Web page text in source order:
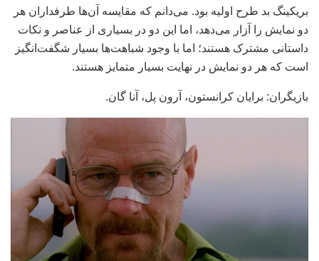
بریکینگ بد طرح اولیه بود. می‌دانم که مقایسه آن‌ها طرفداران هر
دو نمایش را آزار می‌دهد، اما این دو در بسیاری از عناصر و نکات
داستانی مشترک هستند؛ اما با وجود شباهت‌ها بسیار شگفت‌انگیز
است که هر دو نمایش در نهایت بسیار متمایز هستند.
بازیگران: برایان کرانستون، آرون پل، آنا گان.